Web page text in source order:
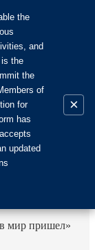
мир пришел»
the
and
the
the
of
for
has
updated
×